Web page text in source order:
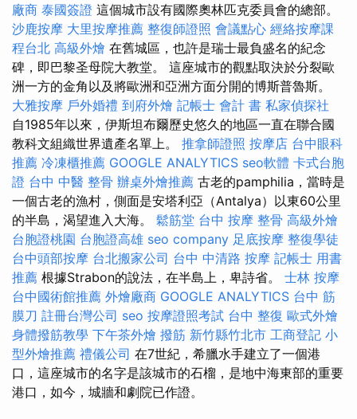
廠商 泰國簽證 這個城市設有國際奧林匹克委員會的總部。
沙鹿按摩 大里按摩推薦 整復師證照 會議點心 經絡按摩課
程台北 高級外燴 在舊城區，也許是瑞士最負盛名的紀念
碑，即巴黎圣母院大教堂。 這座城市的觀點取決於分裂歐
洲一方的金角以及將歐洲和亞洲方面分開的博斯普魯斯。
大雅按摩 戶外婚禮 到府外燴 記帳士 會計 書 私家偵探社
自1985年以來，伊斯坦布爾歷史悠久的地區一直在聯合國
教科文組織世界遺產名單上。 推拿師證照 按摩店 台中眼科
推薦 冷凍櫃推薦 GOOGLE ANALYTICS seo軟體 卡式台胞
證 台中 中醫 整骨 辦桌外燴推薦 古老的pamphilia，當時是
一個古老的漁村，側面是安塔利亞（Antalya）以東60公里
的半島，渴望進入大海。 鬆筋堂 台中 按摩 整骨 高級外燴
台胞證桃園 台胞證高雄 seo company 足底按摩 整復學徒
台中頭部按摩 台北搬家公司 台中 中清路 按摩 記帳士 用書
推薦 根據Strabon的說法，在半島上，卑詩省。 士林 按摩
台中國術館推薦 外燴廠商 GOOGLE ANALYTICS 台中 筋
膜刀 註冊台灣公司 seo 按摩證照考試 台中 整復 歐式外燴
身體撥筋教學 下午茶外燴 撥筋 新竹縣竹北市 工商登記 小
型外燴推薦 禮儀公司 在7世紀，希臘水手建立了一個港
口，這座城市的名字是該城市的石榴，是地中海東部的重要
港口，如今，城牆和劇院已作證。